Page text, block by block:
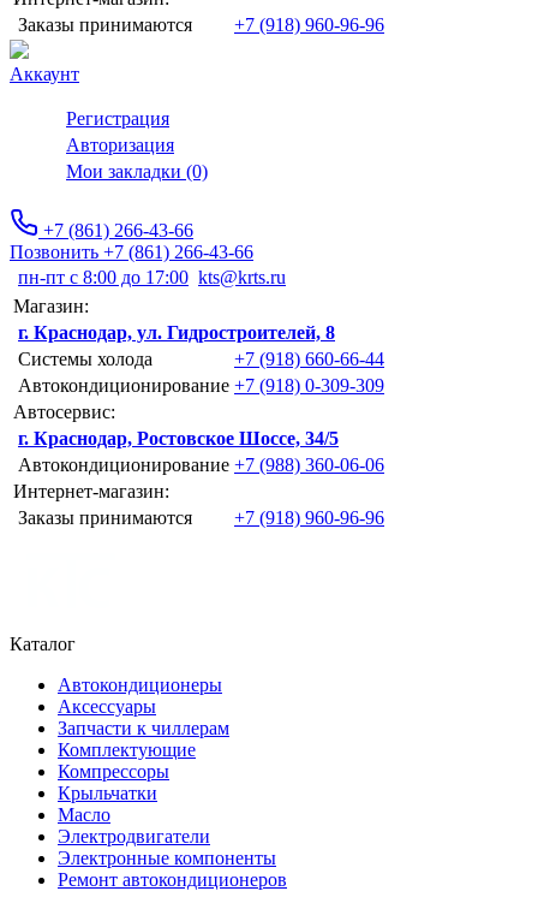
Заказы принимаются
+7 (918) 960-96-96
Аккаунт
Регистрация
Авторизация
Мои закладки (0)
+7 (861) 266-43-66
Позвонить +7 (861) 266-43-66
пн-пт с 8:00 до 17:00 kts@krts.ru
Магазин:
г. Краснодар, ул. Гидростроителей, 8
Системы холода
+7 (918) 660-66-44
Автокондиционирование +7 (918) 0-309-309
Автосервис:
г. Краснодар, Ростовское Шоссе, 34/5
Автокондиционирование +7 (988) 360-06-06
Интернет-магазин:
Заказы принимаются
+7 (918) 960-96-96
Каталог
Автокондиционеры
Аксессуары
Запчасти к чиллерам
Комплектующие
Компрессоры
Крыльчатки
Масло
Электродвигатели
Электронные компоненты
Ремонт автокондиционеров